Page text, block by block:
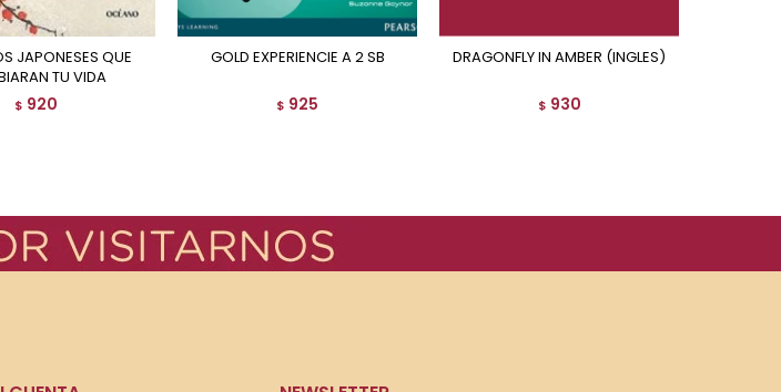
TU VIDA
$ 920
GOLD EXPERIENCIE A 2 SB
$ 925
DRAGONFLY IN AMBER (INGLES)
$ 930